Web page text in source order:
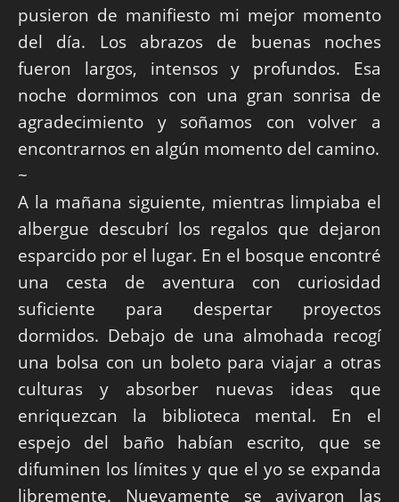
pusieron de manifiesto mi mejor momento
del día. Los abrazos de buenas noches
fueron largos, intensos y profundos. Esa
noche dormimos con una gran sonrisa de
agradecimiento y soñamos con volver a
encontrarnos en algún momento del camino.
~
A la mañana siguiente, mientras limpiaba el
albergue descubrí los regalos que dejaron
esparcido por el lugar. En el bosque encontré
una cesta de aventura con curiosidad
suficiente para despertar proyectos
dormidos. Debajo de una almohada recogí
una bolsa con un boleto para viajar a otras
culturas y absorber nuevas ideas que
enriquezcan la biblioteca mental. En el
espejo del baño habían escrito, que se
difuminen los límites y que el yo se expanda
libremente. Nuevamente se avivaron las